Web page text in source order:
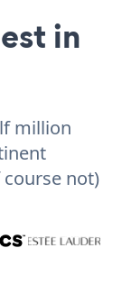
in
million
not)